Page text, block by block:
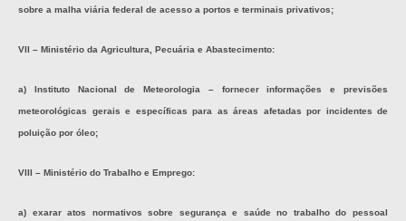
sobre a malha viária federal de acesso a portos e terminais privativos;
VII – Ministério da Agricultura, Pecuária e Abastecimento:
a) Instituto Nacional de Meteorologia – fornecer informações e previsões
meteorológicas gerais e específicas para as áreas afetadas por incidentes de
poluição por óleo;
VIII – Ministério do Trabalho e Emprego:
a) exarar atos normativos sobre segurança e saúde no trabalho do pessoal